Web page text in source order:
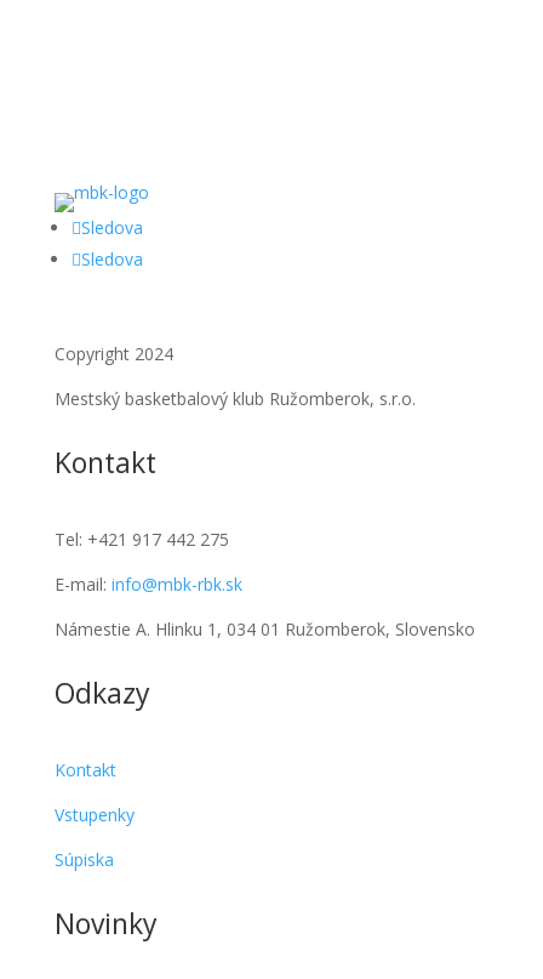
Sledova
Sledova
Copyright 2024
Mestský basketbalový klub Ružomberok, s.r.o.
Kontakt
Tel: +421 917 442 275
E-mail: info@mbk-rbk.sk
Námestie A. Hlinku 1, 034 01 Ružomberok, Slovensko
Odkazy
Kontakt
Vstupenky
Súpiska
Novinky